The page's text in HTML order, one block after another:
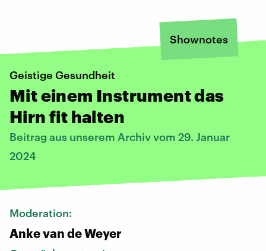
Shownotes
Geistige Gesundheit
Mit einem Instrument das
Hirn fit halten
Beitrag aus unserem Archiv vom 29. Januar
2024
Moderation:
Anke van de Weyer